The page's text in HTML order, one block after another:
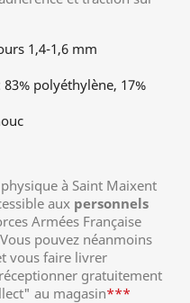
1,4-1,6 mm
polyéthylène, 17%
à Saint Maixent
aux personnels
Armées Française
pouvez néanmoins
vous faire livrer
gratuitement
au magasin***